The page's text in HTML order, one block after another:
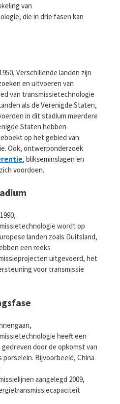
van
die in drie fasen kan
Verschillende landen zijn
en uitvoeren van
van transmissietechnologie
als de Verenigde Staten,
in dit stadium meerdere
Staten hebben
op het gebied van
Ook, ontwerponderzoek
, blikseminslagen en
voordoen.
wordt op
landen zoals Duitsland,
een reeks
uitgevoerd, het
voor transmissie
heeft een
door de opkomst van
Bijvoorbeeld, China
aangelegd 2009,